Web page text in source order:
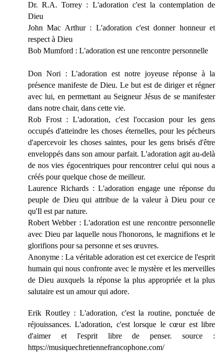
Dr. R.A. Torrey : L'adoration c'est la contemplation de
Dieu
John Mac Arthur : L'adoration c'est donner honneur et
respect à Dieu
Bob Mumford : L'adoration est une rencontre personnelle
Don Nori : L'adoration est notre joyeuse réponse à la
présence manifeste de Dieu. Le but est de diriger et régner
avec lui, en permettant au Seigneur Jésus de se manifester
dans notre chair, dans cette vie.
Rob Frost : L'adoration, c'est l'occasion pour les gens
occupés d'atteindre les choses éternelles, pour les pécheurs
d'apercevoir les choses saintes, pour les gens brisés d'être
enveloppés dans son amour parfait. L'adoration agit au-delà
de nos vies égocentriques pour rencontrer celui qui nous a
créés pour quelque chose de meilleur.
Laurence Richards : L'adoration engage une réponse du
peuple de Dieu qui attribue de la valeur à Dieu pour ce
qu'Il est par nature.
Robert Webber : L'adoration est une rencontre personnelle
avec Dieu par laquelle nous l'honorons, le magnifions et le
glorifions pour sa personne et ses œuvres.
Anonyme : La véritable adoration est cet exercice de l'esprit
humain qui nous confronte avec le mystère et les merveilles
de Dieu auxquels la réponse la plus appropriée et la plus
salutaire est un amour qui adore.
Erik Routley : L'adoration, c'est la routine, ponctuée de
réjouissances. L'adoration, c'est lorsque le cœur est libre
d'aimer et l'esprit libre de penser. source :
https://musiquechretiennefrancophone.com/